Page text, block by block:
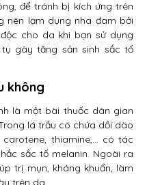
để tránh bị kích ứng trên
nên lạm dụng nha đam bởi
cho da khi bạn sử dụng
gây tăng sản sinh sắc tố
không
là một bài thuốc dân gian
lá trầu có chứa dồi dào
thiamine,… có tác
sắc tố melanin. Ngoài ra
trị mụn, kháng khuẩn, làm
trên da.